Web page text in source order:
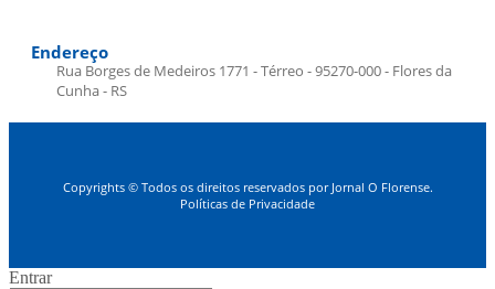
Endereço
Rua Borges de Medeiros 1771 - Térreo - 95270-000 - Flores da
Cunha - RS
Copyrights © Todos os direitos reservados por Jornal O Florense.
Políticas de Privacidade
Entrar